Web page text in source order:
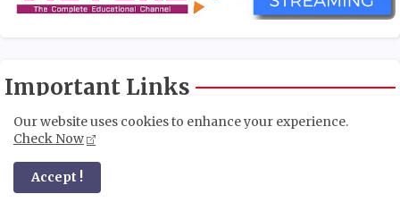
Important Links
Teaching Manual
Teachers Text
Our website uses cookies to enhance your experience.
Check Now
Accept !